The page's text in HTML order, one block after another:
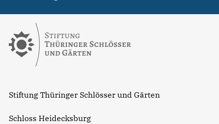
Stiftung Thüringer Schlösser und Gärten
Schloss Heidecksburg